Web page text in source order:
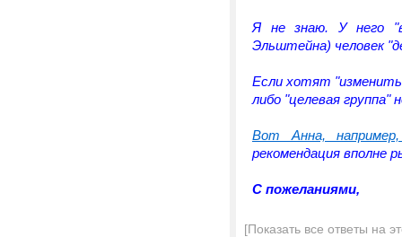
Я не знаю. У него "в
Эльштейна) человек
Если хотят "изменить
либо "целевая группа"
Вот Анна,
рекомендация вполне
С пожеланиями,
[Показать все ответы на